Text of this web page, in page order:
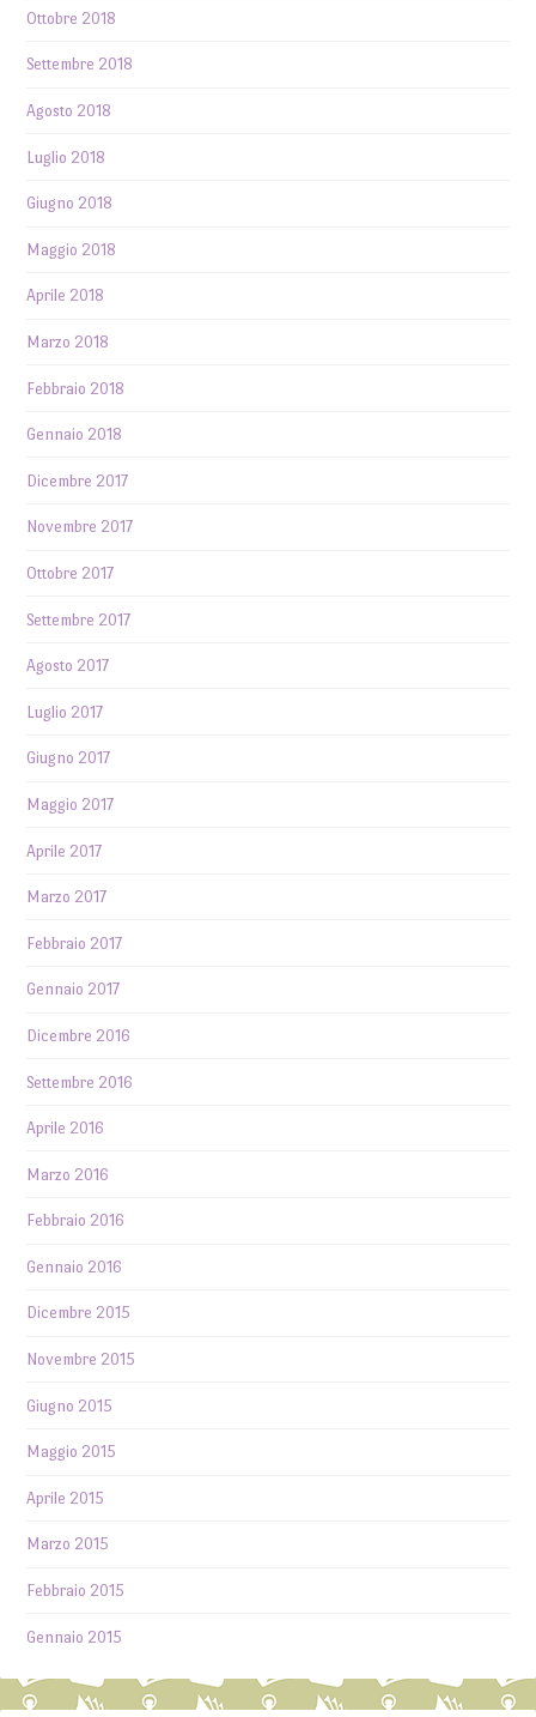
Ottobre 2018
Settembre 2018
Agosto 2018
Luglio 2018
Giugno 2018
Maggio 2018
Aprile 2018
Marzo 2018
Febbraio 2018
Gennaio 2018
Dicembre 2017
Novembre 2017
Ottobre 2017
Settembre 2017
Agosto 2017
Luglio 2017
Giugno 2017
Maggio 2017
Aprile 2017
Marzo 2017
Febbraio 2017
Gennaio 2017
Dicembre 2016
Settembre 2016
Aprile 2016
Marzo 2016
Febbraio 2016
Gennaio 2016
Dicembre 2015
Novembre 2015
Giugno 2015
Maggio 2015
Aprile 2015
Marzo 2015
Febbraio 2015
Gennaio 2015